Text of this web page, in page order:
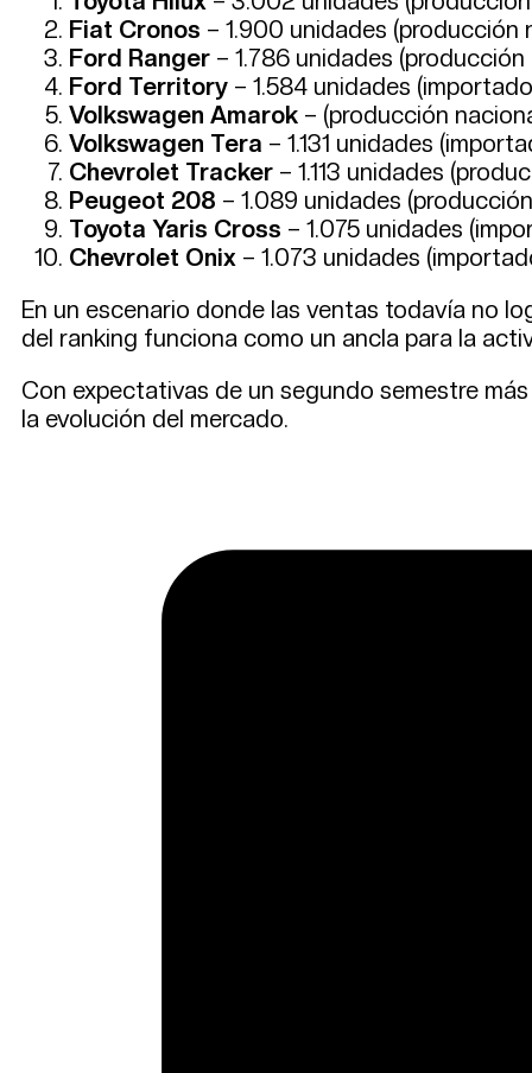
Fiat Cronos – 1.900 unidades (producción
Ford Ranger – 1.786 unidades
Ford Territory – 1.584 unidades
Volkswagen Amarok – (producción
Volkswagen Tera – 1.131 unidades
Chevrolet Tracker – 1.113 unidades
Peugeot 208 – 1.089 unidades
Toyota Yaris Cross – 1.075 unidades
Chevrolet Onix – 1.073 unidades
En un escenario donde las ventas todavía no
del ranking funciona como un ancla para la
Con expectativas de un segundo semestre
la evolución del mercado.